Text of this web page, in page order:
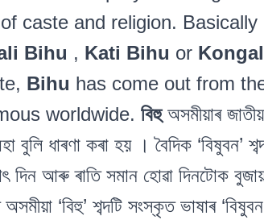
caste and religion. Basically
Bihu , Kati Bihu or
Bihu has come out from
worldwide. বিহুঅসমীয়াৰ
বুলি ধাৰণা কৰা হয় । বৈদিক ‘বিষুবন’
দিন আৰু ৰাতি সমান হোৱা দিনটোক
‘বিহু’ শব্দটি সংস্কৃত ভাষাৰ